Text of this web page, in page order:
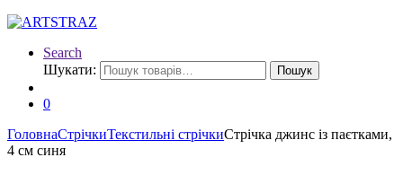
Search
Шукати:
Пошук
0
ГоловнаСтрічкиТекстильні стрічкиСтрічка джинс із паєтками,
4 см синя